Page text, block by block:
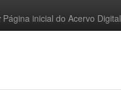
Página inicial do Acervo Digital